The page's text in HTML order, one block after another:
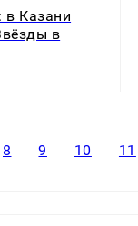
в Казани
в
8 9 10 11